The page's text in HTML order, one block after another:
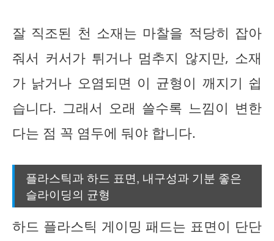
잘 직조된 천 소재는 마찰을 적당히 잡아
줘서 커서가 튀거나 멈추지 않지만, 소재
가 낡거나 오염되면 이 균형이 깨지기 쉽
습니다. 그래서 오래 쓸수록 느낌이 변한
다는 점 꼭 염두에 둬야 합니다.
플라스틱과 하드 표면, 내구성과 기분 좋은
슬라이딩의 균형
하드 플라스틱 게이밍 패드는 표면이 단단